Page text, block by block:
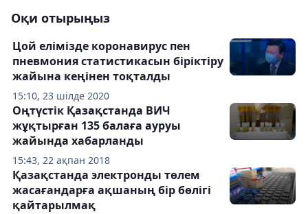
Оқи отырыңыз
15:10, 23 шілде 2020
Цой елімізде коронавирус пен
пневмония статистикасын біріктіру
жайына кеңінен тоқталды
15:43, 22 ақпан 2018
Оңтүстік Қазақстанда ВИЧ
жұқтырған 135 балаға ауруы
жайында хабарланды
Қазақстанда электронды төлем
жасағандарға ақшаның бір бөлігі
қайтарылмақ